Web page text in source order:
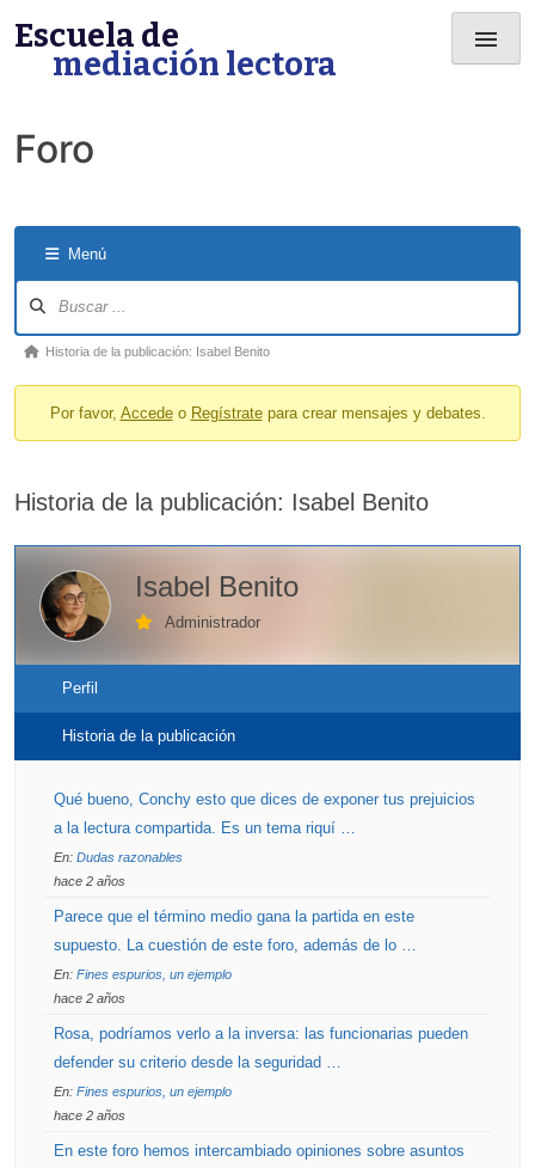
to
content
Escuela de
mediación lectora
menu
Foro
Menú
Navigation
Forum
You
here:
Historia de la publicación: Isabel Benito
Por favor, Accedeo Regístratepara crear mensajes y debates.
Historia de la publicación: Isabel Benito
Isabel Benito
Administrador
Perfil
Historia de la publicación
Qué bueno, Conchy esto que dices de exponer tus prejuicios
a la lectura compartida. Es un tema riquí …
En: Dudas razonables
hace 2 años
Parece que el término medio gana la partida en este
supuesto. La cuestión de este foro, además de lo …
En: Fines espurios, un ejemplo
hace 2 años
Rosa, podríamos verlo a la inversa: las funcionarias pueden
defender su criterio desde la seguridad …
En: Fines espurios, un ejemplo
hace 2 años
En este foro hemos intercambiado opiniones sobre asuntos